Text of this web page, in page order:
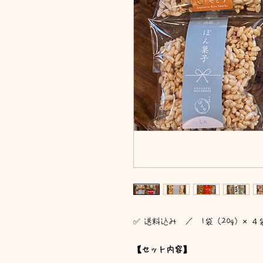
✅ 送料込み ／ 1袋（20g）× ４
【セット内容】